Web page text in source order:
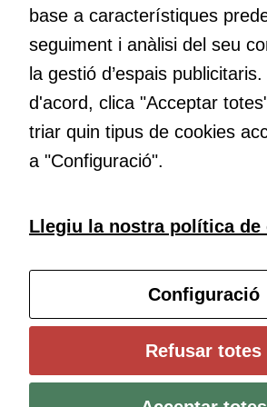
Educació
transformació. Volem contribuir a millorar-
metodologies docents actives i ambients
dinàmics.
Subscriu-te al butlletí
Configura les
Universitat de Girona
Política de cookies
Avís legal i protecció
base a característiques
seguiment i anàlisi del seu
la gestió d’espais
d'acord, clica "Acceptar
triar quin tipus de cookies
a "Configuració".
Llegiu la nostra política de
Configuració
Refusar totes
amb